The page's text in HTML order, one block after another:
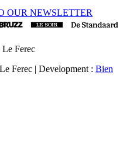
OUR NEWSLETTER
Ferec
Ferec | Development : Bien